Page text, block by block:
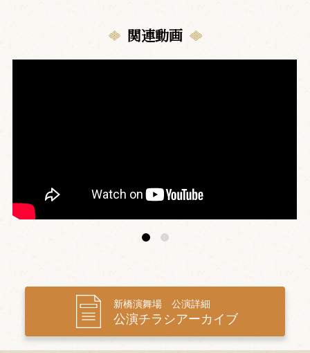
関連動画
新橋演舞場 公演詳細
公演チラシアーカイブ